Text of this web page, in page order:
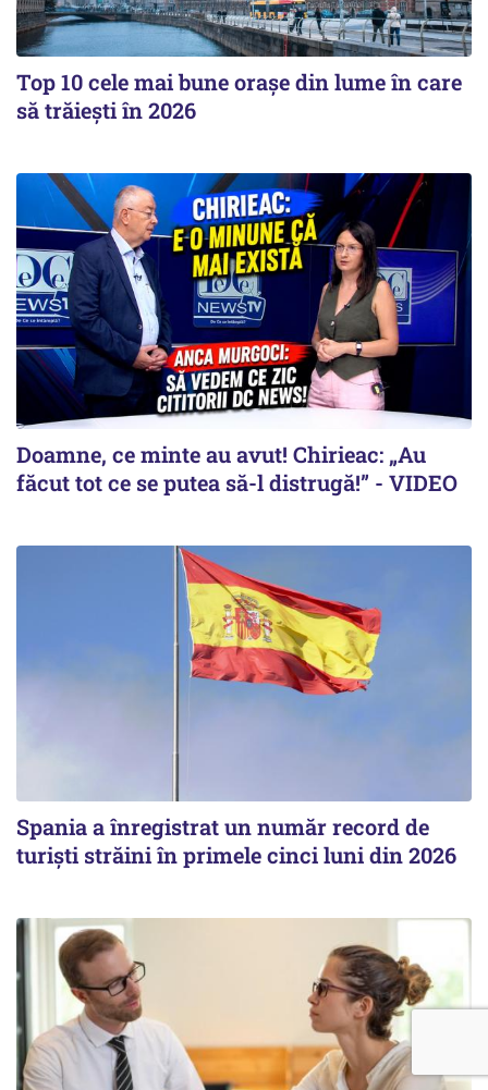
Top 10 cele mai bune orașe din lume în care
să trăiești în 2026
Doamne, ce minte au avut! Chirieac: „Au
făcut tot ce se putea să-l distrugă!” - VIDEO
Spania a înregistrat un număr record de
turiști străini în primele cinci luni din 2026